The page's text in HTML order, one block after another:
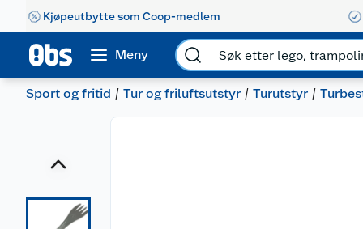
Kjøpeutbytte som Coop-medlem
Meny
Sport og fritid Tur og friluftsutstyr Turutstyr